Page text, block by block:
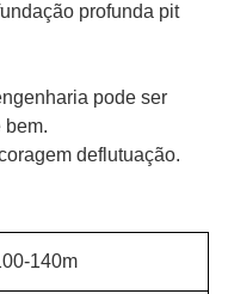
profunda pit
pode ser
bem.
deflutuação.
140m